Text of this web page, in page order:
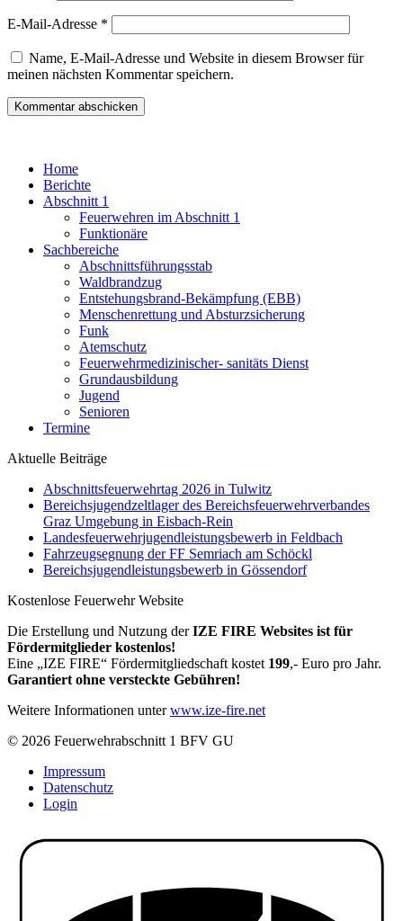
E-Mail-Adresse *
Name, E-Mail-Adresse und Website in diesem Browser für
meinen nächsten Kommentar speichern.
Home
Berichte
Abschnitt 1
Feuerwehren im Abschnitt 1
Funktionäre
Sachbereiche
Abschnittsführungsstab
Waldbrandzug
Entstehungsbrand-Bekämpfung (EBB)
Menschenrettung und Absturzsicherung
Funk
Atemschutz
Feuerwehrmedizinischer- sanitäts Dienst
Grundausbildung
Jugend
Senioren
Termine
Aktuelle Beiträge
Abschnittsfeuerwehrtag 2026 in Tulwitz
Bereichsjugendzeltlager des Bereichsfeuerwehrverbandes
Graz Umgebung in Eisbach-Rein
Landesfeuerwehrjugendleistungsbewerb in Feldbach
Fahrzeugsegnung der FF Semriach am Schöckl
Bereichsjugendleistungsbewerb in Gössendorf
Kostenlose Feuerwehr Website
Die Erstellung und Nutzung derIZE FIRE Websites ist für
Fördermitglieder kostenlos!
Eine „IZE FIRE“ Fördermitgliedschaft kostet 199,- Euro pro Jahr.
Garantiert ohne versteckte Gebühren!
Weitere Informationen unterwww.ize-fire.net
© 2026 Feuerwehrabschnitt 1 BFV GU
Impressum
Datenschutz
Login